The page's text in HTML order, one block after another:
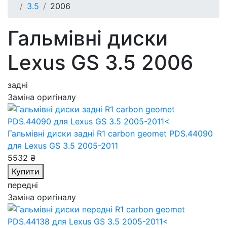
3.5
2006
Гальмівні диски
Lexus GS 3.5 2006
задні
Заміна оригіналу
Гальмівні диски задні R1 carbon geomet PDS.44090
для Lexus GS 3.5 2005-2011
5532 ₴
Купити
передні
Заміна оригіналу